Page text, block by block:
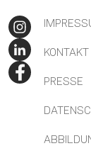
KONTAKT
PRESSE